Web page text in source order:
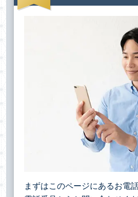
まずはこのページにあるお電